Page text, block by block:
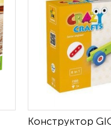
Конструктор